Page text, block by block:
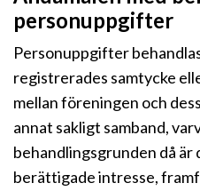
personuppgifter
Personuppgifter
registrerades samtycke
mellan föreningen och
annat sakligt samband,
behandlingsgrunden då
berättigade intresse,